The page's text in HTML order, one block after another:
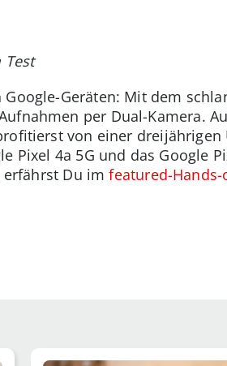
Test
Geräten: Mit dem
per Dual-Kamera.
von einer
Pixel 4a 5G und das Google
erfährst Du imfeatured-Hands-